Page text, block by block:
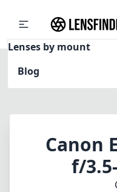
Lenses by mount
Blog
Home
Canon
f/